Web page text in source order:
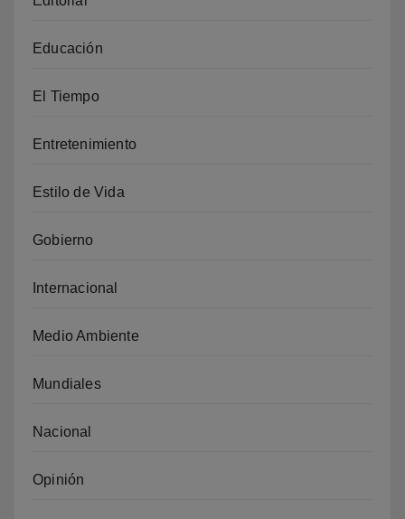
Educación
El Tiempo
Entretenimiento
Estilo de Vida
Gobierno
Internacional
Medio Ambiente
Mundiales
Nacional
Opinión